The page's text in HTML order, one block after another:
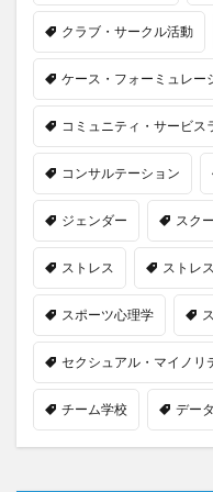
クラブ・サークル活動
ケース・フォーミュレー
コミュニティ・サービス
コンサルテーション
ジェンダー スク
ストレス ストレ
スポーツ心理学
セクシュアル・マイノリ
チーム学校 デー